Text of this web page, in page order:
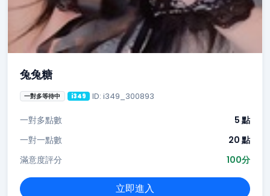
兔兔糖
一對多等待中 i349 ID: i349_300893
一對多點數
5 點
一對一點數
20 點
滿意度評分
100分
立即進入